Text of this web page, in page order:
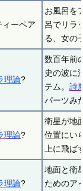
ィーペア
お風呂を
呂でリラ
る、女の
理論?
数百年前
史の波に
テム。 詩
パーツみ
理論?
衛星が地
位置にい
上に飛ば
理論?
地面と衛
ためのア